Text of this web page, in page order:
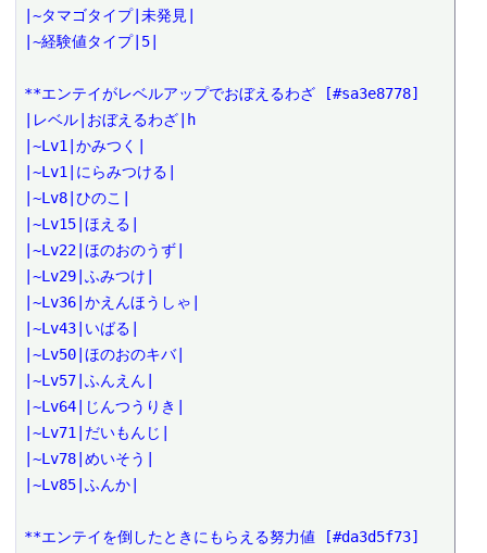
|~タマゴタイプ|未発見|
|~経験値タイプ|5|
**エンテイがレベルアップでおぼえるわざ [#sa3e8778]
|レベル|おぼえるわざ|h
|~Lv1|かみつく|
|~Lv1|にらみつける|
|~Lv8|ひのこ|
|~Lv15|ほえる|
|~Lv22|ほのおのうず|
|~Lv29|ふみつけ|
|~Lv36|かえんほうしゃ|
|~Lv43|いばる|
|~Lv50|ほのおのキバ|
|~Lv57|ふんえん|
|~Lv64|じんつうりき|
|~Lv71|だいもんじ|
|~Lv78|めいそう|
|~Lv85|ふんか|
**エンテイを倒したときにもらえる努力値 [#da3d5f73]